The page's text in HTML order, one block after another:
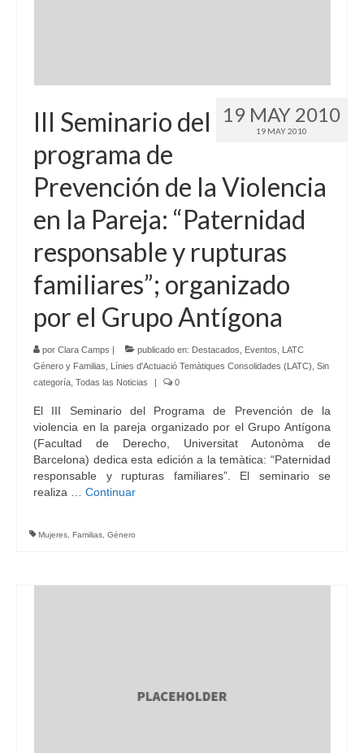
19 MAY 2010
19 MAY 2010
III Seminario del
programa de
Prevención de la Violencia
en la Pareja: “Paternidad
responsable y rupturas
familiares”; organizado
por el Grupo Antígona
por Clara Camps | publicado en: Destacados Eventos
LATC
Género y Familias
Línies d'Actuació Temàtiques Consolidades (LATC) Sin
categoría Todas las Noticias | 0
El III Seminario del Programa de Prevención de la
violencia en la pareja organizado por el Grupo Antígona
(Facultad de Derecho, Universitat Autonòma de
Barcelona) dedica esta edición a la temàtica: “Paternidad
responsable y rupturas familiares”. El seminario se
realiza … Continuar
Mujeres Familias Género